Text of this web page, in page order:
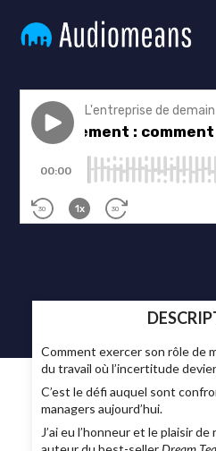
Comment exercer son rôle de
du travail où l’incertitude
C’est le défi auquel sont
managers aujourd’hui.
J’ai eu l’honneur et le plaisir